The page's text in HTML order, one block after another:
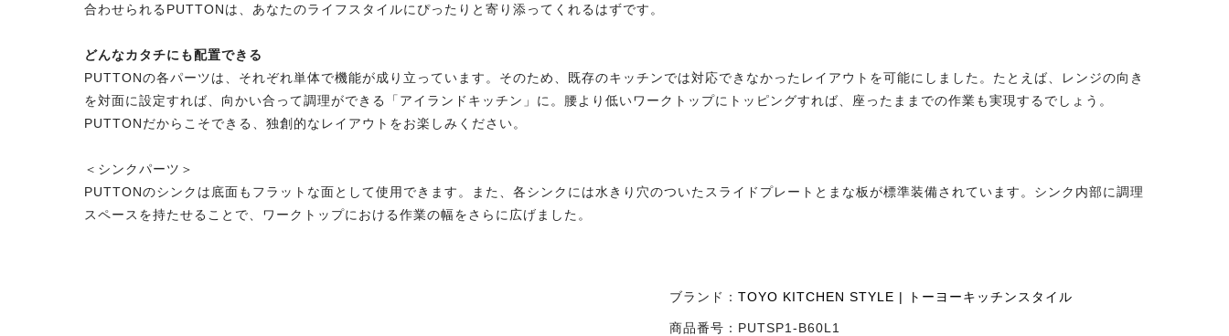
合わせられるPUTTONは、あなたのライフスタイルにぴったりと寄り添ってくれるはずです。
どんなカタチにも配置できる
PUTTONの各パーツは、それぞれ単体で機能が成り立っています。そのため、既存のキッチンでは対応できなかったレイアウトを可能にしました。たとえば、レンジの向き
を対面に設定すれば、向かい合って調理ができる「アイランドキッチン」に。腰より低いワークトップにトッピングすれば、座ったままでの作業も実現するでしょう。
PUTTONだからこそできる、独創的なレイアウトをお楽しみください。
＜シンクパーツ＞
PUTTONのシンクは底面もフラットな面として使用できます。また、各シンクには水きり穴のついたスライドプレートとまな板が標準装備されています。シンク内部に調理
スペースを持たせることで、ワークトップにおける作業の幅をさらに広げました。
ブランド： TOYO KITCHEN STYLE | トーヨーキッチンスタイル
商品番号： PUTSP1-B60L1